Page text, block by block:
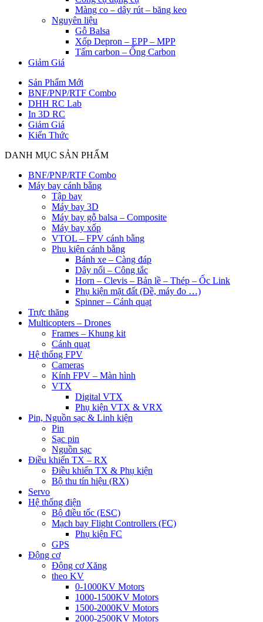
Màng co – dây rút – băng keo
Nguyên liệu
Gỗ Balsa
Xốp Depron – EPP – MPP
Tấm carbon – Ống Carbon
Giảm Giá
Sản Phẩm Mới
BNF/PNP/RTF Combo
DHH RC Lab
In 3D RC
Giảm Giá
Kiến Thức
DANH MỤC SẢN PHẨM
BNF/PNP/RTF Combo
Máy bay cánh bằng
Tập bay
Máy bay 3D
Máy bay gỗ balsa – Composite
Máy bay xốp
VTOL – FPV cánh bằng
Phụ kiện cánh bằng
Bánh xe – Càng đáp
Dây nối – Công tắc
Horn – Clevis – Bản lề – Thép – Ốc Link
Phụ kiện mặt đất (Đề, máy đo …)
Spinner – Cánh quạt
Trực thăng
Multicopters – Drones
Frames – Khung kit
Cánh quạt
Hệ thống FPV
Cameras
Kính FPV – Màn hình
VTX
Digital VTX
Phụ kiện VTX & VRX
Pin, Nguồn sạc & Linh kiện
Pin
Sạc pin
Nguồn sạc
Điều khiển TX – RX
Điều khiển TX & Phụ kiện
Bộ thu tín hiệu (RX)
Servo
Hệ thống điện
Bộ điều tốc (ESC)
Mạch bay Flight Controllers (FC)
Phụ kiện FC
GPS
Động cơ
Động cơ Xăng
theo KV
0-1000KV Motors
1000-1500KV Motors
1500-2000KV Motors
2000-2500KV Motors